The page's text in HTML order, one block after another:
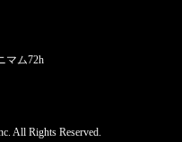
マム72h
All Rights Reserved.